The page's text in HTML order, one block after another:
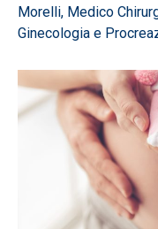
Morelli, Medico
Ginecologia e